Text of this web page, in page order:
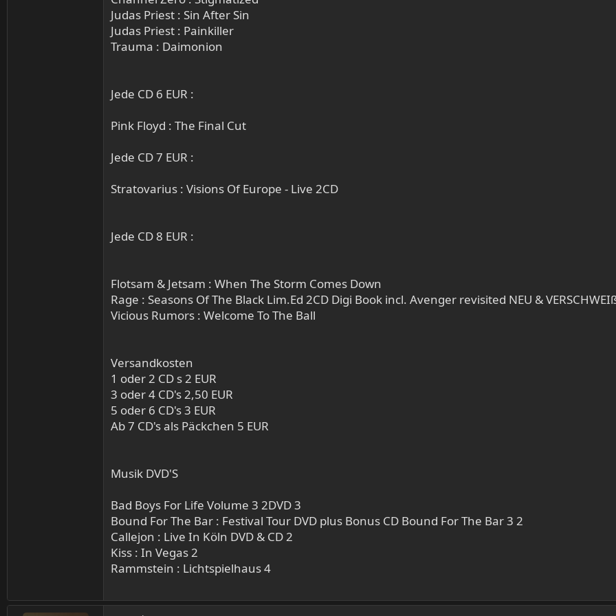
Judas Priest : Sin After Sin
Judas Priest : Painkiller
Trauma : Daimonion
Jede CD 6 EUR :
Pink Floyd : The Final Cut
Jede CD 7 EUR :
Stratovarius : Visions Of Europe - Live 2CD
Jede CD 8 EUR :
Flotsam & Jetsam : When The Storm Comes Down
Rage : Seasons Of The Black Lim.Ed 2CD Digi Book incl. Avenger revisited NEU &
Vicious Rumors : Welcome To The Ball
Versandkosten
1 oder 2 CD s 2 EUR
3 oder 4 CD's 2,50 EUR
5 oder 6 CD's 3 EUR
Ab 7 CD's als Päckchen 5 EUR
Musik DVD'S
Bad Boys For Life Volume 3 2DVD 3
Bound For The Bar : Festival Tour DVD plus Bonus CD Bound For The Bar 3 2
Callejon : Live In Köln DVD & CD 2
Kiss : In Vegas 2
Rammstein : Lichtspielhaus 4